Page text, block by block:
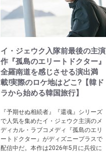
イ・ジェウク入隊前最後の主演
作『孤島のエリートドクター』
全羅南道を感じさせる演出満
載!実際のロケ地はどこ?【韓ド
ラから始める韓国旅行】
『予期せぬ相続者』『還魂』シリーズ
で人気を集めたイ・ジェウク主演のメ
ディカル・ラブコメディ『孤島のエリ
ートドクター』がディズニープラスで
配信中だ。本作は2026年5月に兵役に